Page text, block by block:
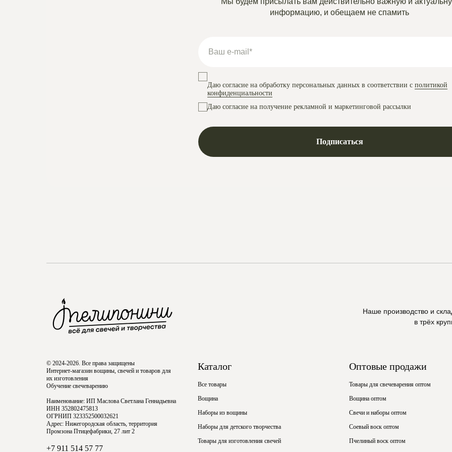
информацию, и обещаем не спамить
Даю согласие на обработку персональных данных в соответствии с политикой
конфиденциальности
Даю согласие на получение рекламной и маркетинговой рассылки
Подписаться
Наше производство и
в трёх
© 2024-2026. Все права защищены
Интернет-магазин вощины, свечей и товаров для
их изготовления
Обучение свечеварению
Наименование: ИП Маслова Светлана Геннадьевна
ИНН 352802475813
ОГРНИП 323352500032621
Адрес: Нижегородская область, территория
Промзона Птицефабрики, 27 лит 2
+7 911 514 57 77
Каталог
Все товары
Вощина
Наборы из вощины
Наборы для детского творчества
Товары для изготовления свечей
Оптовые продажи
Товары для свечеварения оптом
Вощина оптом
Свечи и наборы оптом
Соевый воск оптом
Пчелиный воск оптом